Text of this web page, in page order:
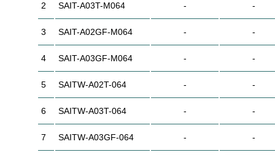
2 SAIT-A03T-M064 - -
3 SAIT-A02GF-M064 - -
4 SAIT-A03GF-M064 - -
5 SAITW-A02T-064 - -
6 SAITW-A03T-064 - -
7 SAITW-A03GF-064 - -